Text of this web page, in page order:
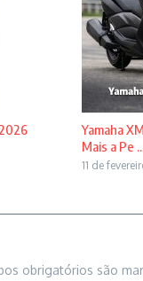
Yamaha
Mais a Pe
11 de
obrigatórios são